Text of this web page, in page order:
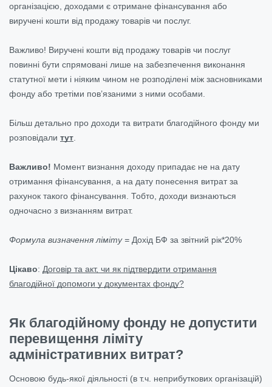
організацією, доходами є отримане фінансування або
виручені кошти від продажу товарів чи послуг.
Важливо! Виручені кошти від продажу товарів чи послуг
повинні бути спрямовані лише на забезпечення виконання
статутної мети і ніяким чином не розподілені між засновниками
фонду або третіми пов’язаними з ними особами.
Більш детально про доходи та витрати благодійного фонду ми
розповідали тут
Важливо! Момент визнання доходу припадає не на дату
отримання фінансування, а на дату понесення витрат за
рахунок такого фінансування. Тобто, доходи визнаються
одночасно з визнанням витрат.
Формула визначення ліміту = Дохід БФ за звітний рік*20%
Цікаво: Договір та акт, чи як підтвердити отримання
благодійної допомоги у документах фонду?
Як благодійному фонду не допустити
перевищення ліміту
адміністративних витрат?
Основою будь-якої діяльності (в т.ч. неприбуткових організацій)